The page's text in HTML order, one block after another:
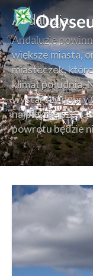
Andaluzja
Andaluzję
większe miasta,
miasteczek,
klimat południa.
wystarczy dobry
najpiękniejsze.
powrotu będzie